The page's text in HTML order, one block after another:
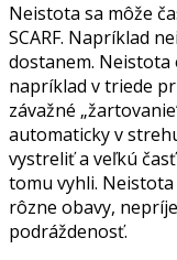
Neistota sa môže
SCARF. Napríklad
dostanem. Neistota
napríklad v triede
závažné
automaticky v
vystreliť a veľkú
tomu vyhli.
rôzne obavy,
podráždenosť.